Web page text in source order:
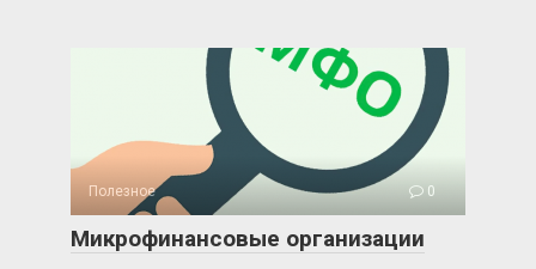
Полезное 0
Микрофинансовые организации